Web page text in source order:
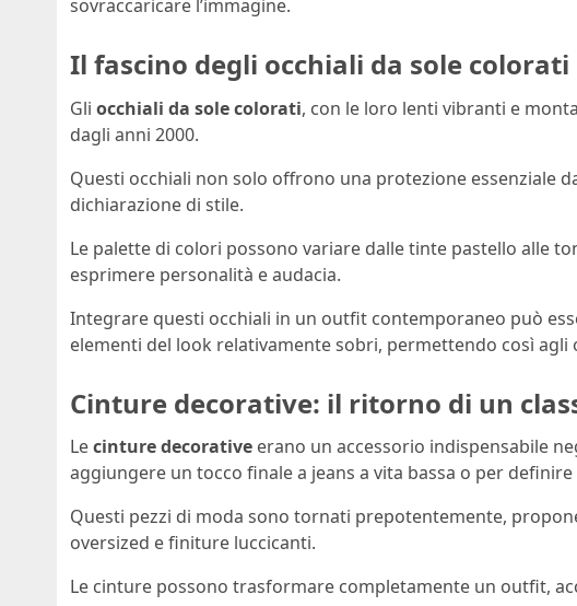
sovraccaricare l’immagine.
Il fascino degli occhiali da sole colorati
Gli occhiali da sole colorati, con le loro lenti vibranti e
dagli anni 2000.
Questi occhiali non solo offrono una protezione essenziale
dichiarazione di stile.
Le palette di colori possono variare dalle tinte pastello alle
esprimere personalità e audacia.
Integrare questi occhiali in un outfit contemporaneo può
elementi del look relativamente sobri, permettendo così agli
Cinture decorative: il ritorno di un
Lecinture decorative erano un accessorio indispensabile
aggiungere un tocco finale a jeans a vita bassa o per
Questi pezzi di moda sono tornati prepotentemente,
oversized e finiture luccicanti.
Le cinture possono trasformare completamente un outfit,